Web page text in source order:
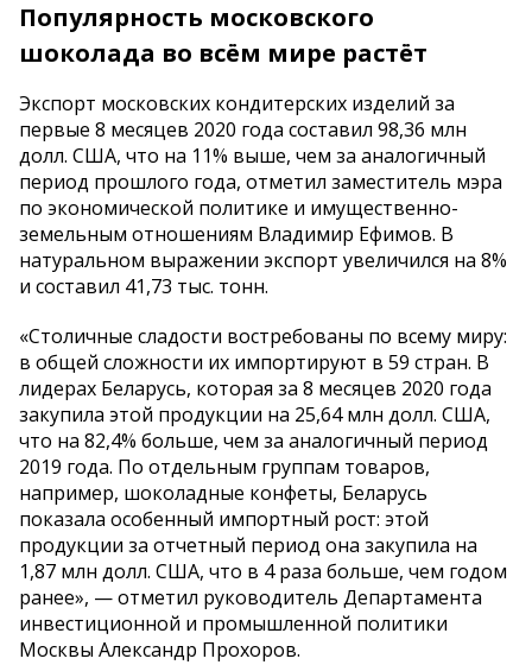
Популярность московского
шоколада во всём мире растёт
Экспорт московских кондитерских изделий за
первые 8 месяцев 2020 года составил 98,36 млн
долл. США, что на 11% выше, чем за аналогичный
период прошлого года, отметил заместитель мэра
по экономической политике и имущественно-
земельным отношениям Владимир Ефимов. В
натуральном выражении экспорт увеличился на 8%
и составил 41,73 тыс. тонн.
«Столичные сладости востребованы по всему миру:
в общей сложности их импортируют в 59 стран. В
лидерах Беларусь, которая за 8 месяцев 2020 года
закупила этой продукции на 25,64 млн долл. США,
что на 82,4% больше, чем за аналогичный период
2019 года. По отдельным группам товаров,
например, шоколадные конфеты, Беларусь
показала особенный импортный рост: этой
продукции за отчетный период она закупила на
1,87 млн долл. США, что в 4 раза больше, чем годом
ранее», — отметил руководитель Департамента
инвестиционной и промышленной политики
Москвы Александр Прохоров.